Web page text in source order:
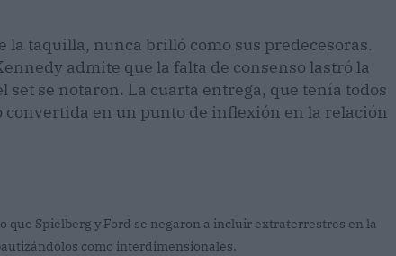
la taquilla, nunca brilló como sus predecesoras.
admite que la falta de consenso lastró la
se notaron. La cuarta entrega, que tenía todos
convertida en un punto de inflexión en la relación
que Spielberg y Ford se negaron a incluir extraterrestres en la
como interdimensionales.